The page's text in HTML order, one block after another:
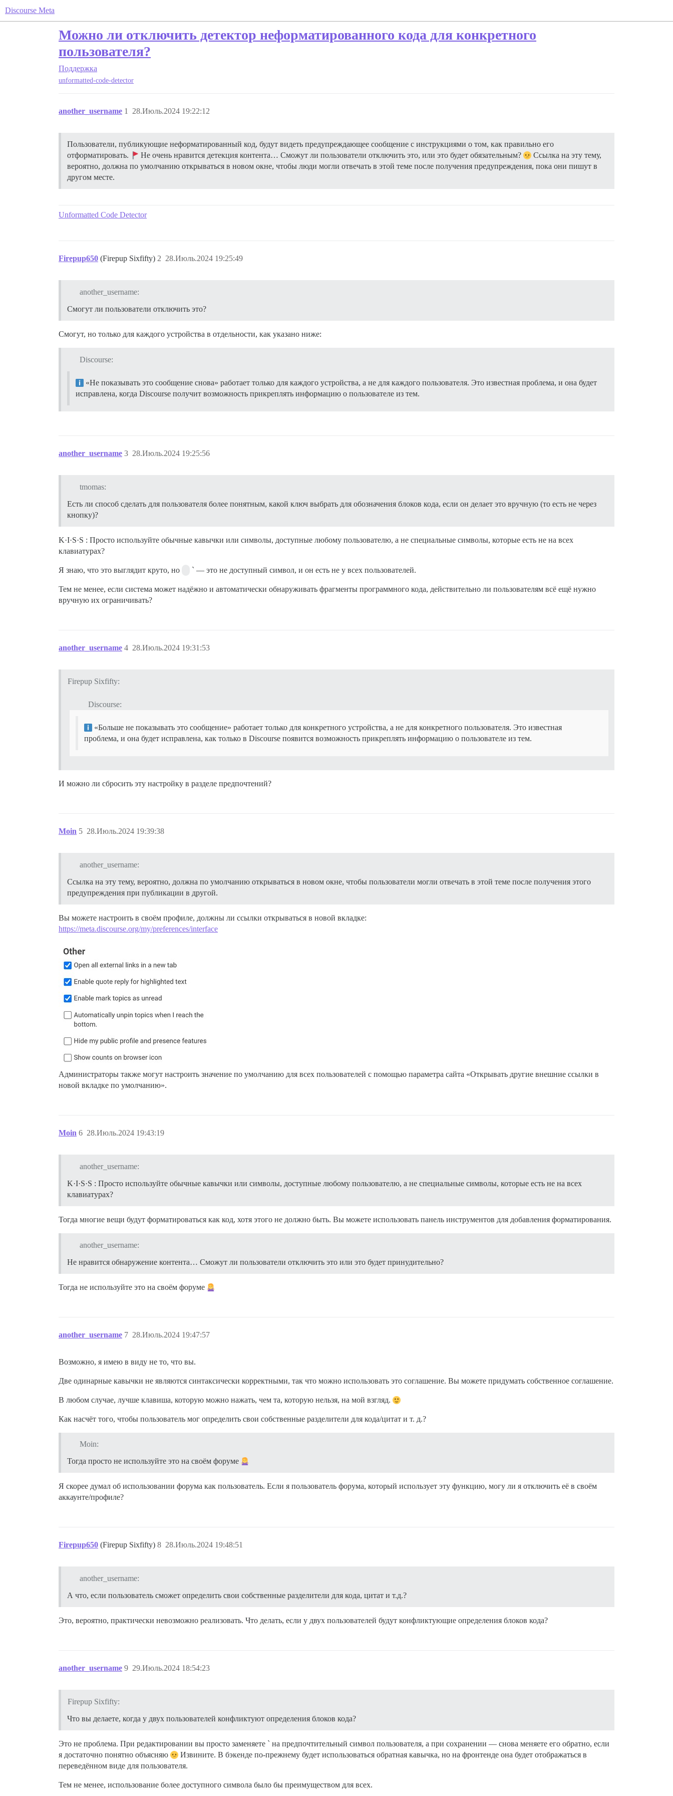
Discourse Meta
Можно ли отключить детектор неформатированного кода для конкретного
пользователя?
Поддержка
unformatted-code-detector
another_username 28.Июль.2024 19:22:12
1
Пользователи, публикующие неформатированный код, будут видеть предупреждающее сообщение с инструкциями о том, как правильно его
отформатировать.
Не очень нравится детекция контента… Сможут ли пользователи отключить это, или это будет обязательным?
Ссылка на эту тему,
вероятно, должна по умолчанию открываться в новом окне, чтобы люди могли отвечать в этой теме после получения предупреждения, пока они пишут в
другом месте.
Unformatted Code Detector
Firepup650 (Firepup Sixfifty) 28.Июль.2024 19:25:49
2
another_username:
Смогут ли пользователи отключить это?
Смогут, но только для каждого устройства в отдельности, как указано ниже:
Discourse:
«Не показывать это сообщение снова» работает только для каждого устройства, а не для каждого пользователя. Это известная проблема, и она будет
исправлена, когда Discourse получит возможность прикреплять информацию о пользователе из тем.
another_username 28.Июль.2024 19:25:56
3
tmomas:
Есть ли способ сделать для пользователя более понятным, какой ключ выбрать для обозначения блоков кода, если он делает это вручную (то есть не через
кнопку)?
K·I·S·S : Просто используйте обычные кавычки или символы, доступные любому пользователю, а не специальные символы, которые есть не на всех
клавиатурах?
Я знаю, что это выглядит круто, но ` — это не доступный символ, и он есть не у всех пользователей.
Тем не менее, если система может надёжно и автоматически обнаруживать фрагменты программного кода, действительно ли пользователям всё ещё нужно
вручную их ограничивать?
another_username 28.Июль.2024 19:31:53
4
Firepup Sixfifty:
Discourse:
«Больше не показывать это сообщение» работает только для конкретного устройства, а не для конкретного пользователя. Это известная
проблема, и она будет исправлена, как только в Discourse появится возможность прикреплять информацию о пользователе из тем.
И можно ли сбросить эту настройку в разделе предпочтений?
Moin 28.Июль.2024 19:39:38
5
another_username:
Ссылка на эту тему, вероятно, должна по умолчанию открываться в новом окне, чтобы пользователи могли отвечать в этой теме после получения этого
предупреждения при публикации в другой.
Вы можете настроить в своём профиле, должны ли ссылки открываться в новой вкладке:
https://meta.discourse.org/my/preferences/interface
Администраторы также могут настроить значение по умолчанию для всех пользователей с помощью параметра сайта «Открывать другие внешние ссылки в
новой вкладке по умолчанию».
Moin 28.Июль.2024 19:43:19
6
another_username:
K·I·S·S : Просто используйте обычные кавычки или символы, доступные любому пользователю, а не специальные символы, которые есть не на всех
клавиатурах?
Тогда многие вещи будут форматироваться как код, хотя этого не должно быть. Вы можете использовать панель инструментов для добавления форматирования.
another_username:
Не нравится обнаружение контента… Сможут ли пользователи отключить это или это будет принудительно?
Тогда не используйте это на своём форуме
another_username 28.Июль.2024 19:47:57
7
Возможно, я имею в виду не то, что вы.
Две одинарные кавычки не являются синтаксически корректными, так что можно использовать это соглашение. Вы можете придумать собственное соглашение.
В любом случае, лучше клавиша, которую можно нажать, чем та, которую нельзя, на мой взгляд.
Как насчёт того, чтобы пользователь мог определить свои собственные разделители для кода/цитат и т. д.?
Moin:
Тогда просто не используйте это на своём форуме
Я скорее думал об использовании форума как пользователь. Если я пользователь форума, который использует эту функцию, могу ли я отключить её в своём
аккаунте/профиле?
Firepup650 (Firepup Sixfifty) 28.Июль.2024 19:48:51
8
another_username:
А что, если пользователь сможет определить свои собственные разделители для кода, цитат и т.д.?
Это, вероятно, практически невозможно реализовать. Что делать, если у двух пользователей будут конфликтующие определения блоков кода?
another_username 29.Июль.2024 18:54:23
9
Firepup Sixfifty:
Что вы делаете, когда у двух пользователей конфликтуют определения блоков кода?
Это не проблема. При редактировании вы просто заменяете ` на предпочтительный символ пользователя, а при сохранении — снова меняете его обратно, если
я достаточно понятно объясняю
Извините. В бэкенде по-прежнему будет использоваться обратная кавычка, но на фронтенде она будет отображаться в
переведённом виде для пользователя.
Тем не менее, использование более доступного символа было бы преимуществом для всех.